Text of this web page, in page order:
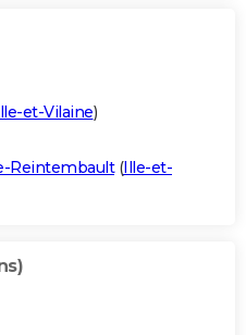
et-Vilaine)
Reintembault(Ille-et-